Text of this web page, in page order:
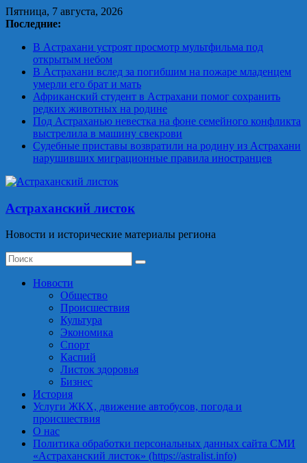
Skip
to
Пятница, 7 августа, 2026
Последние:
В Астрахани устроят просмотр мультфильма под
открытым небом
В Астрахани вслед за погибшим на пожаре младенцем
умерли его брат и мать
Африканский студент в Астрахани помог сохранить
редких животных на родине
Под Астраханью невестка на фоне семейного конфликта
выстрелила в машину свекрови
Судебные приставы возвратили на родину из Астрахани
нарушивших миграционные правила иностранцев
Астраханский листок
Новости и исторические материалы региона
Новости
Общество
Происшествия
Культура
Экономика
Спорт
Каспий
Листок здоровья
Бизнес
История
Услуги ЖКХ, движение автобусов, погода и
происшествия
О нас
Политика обработки персональных данных сайта СМИ
«Астраханский листок» (https://astralist.info)